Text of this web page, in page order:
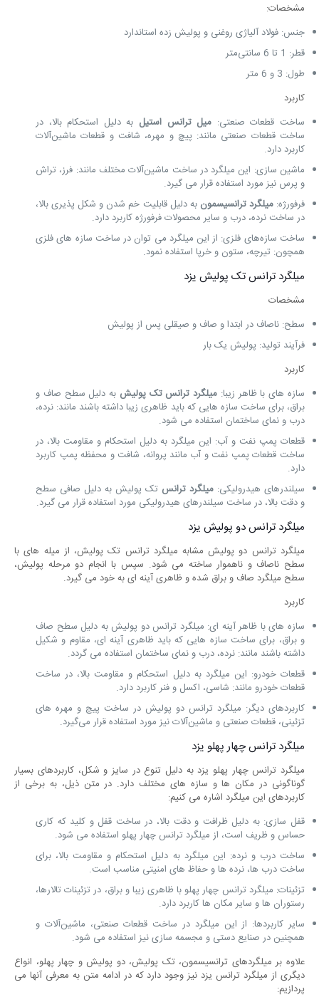
مشخصات:
جنس: فولاد آلیاژی روغنی و پولیش زده استاندارد
قطر: 1 تا 6 سانتی‌متر
طول: 3 و 6 متر
کاربرد
ساخت قطعات صنعتی: میل ترانس استیل به دلیل استحکام بالا، در
ساخت قطعات صنعتی مانند: پیچ و مهره، شافت و قطعات ماشین‌آلات
کاربرد دارد.
ماشین ‌سازی: این میلگرد در ساخت ماشین‌آلات مختلف مانند: فرز، تراش
و پرس نیز مورد استفاده قرار می ‌گیرد.
فرفورژه:میلگرد ترانسیسمون به دلیل قابلیت خم شدن و شکل ‌پذیری بالا،
در ساخت نرده، درب و سایر محصولات فرفورژه کاربرد دارد.
ساخت سازه‌های فلزی: از این میلگرد می ‌توان در ساخت سازه‌ های فلزی
همچون: تیرچه، ستون و خرپا استفاده نمود.
میلگرد ترانس تک پولیش یزد
مشخصات
سطح: ناصاف در ابتدا و صاف و صیقلی پس از پولیش
فرآیند تولید: پولیش یک ‌بار
کاربرد
سازه‌ های با ظاهر زیبا: میلگرد ترانس تک پولیش به دلیل سطح صاف و
براق، برای ساخت سازه ‌هایی که باید ظاهری زیبا داشته باشند مانند: نرده،
درب و نمای ساختمان استفاده می‌ شود.
قطعات پمپ نفت و آب: این میلگرد به دلیل استحکام و مقاومت بالا، در
ساخت قطعات پمپ نفت و آب مانند پروانه، شافت و محفظه پمپ کاربرد
دارد.
سیلندرهای هیدرولیکی:میلگرد ترانس تک پولیش به دلیل صافی سطح
و دقت بالا، در ساخت سیلندرهای هیدرولیکی مورد استفاده قرار می‌ گیرد.
میلگرد ترانس دو پولیش یزد
میلگرد ترانس دو پولیش مشابه میلگرد ترانس تک پولیش، از میله‌ های با
سطح ناصاف و ناهموار ساخته می ‌شود. سپس با انجام دو مرحله پولیش،
سطح میلگرد صاف و براق شده و ظاهری آینه ‌ای به خود می ‌گیرد.
کاربرد
سازه‌ های با ظاهر آینه ‌ای: میلگرد ترانس دو پولیش به دلیل سطح صاف
و براق، برای ساخت سازه‌ هایی که باید ظاهری آینه ‌ای، مقاوم و شکیل
داشته باشند مانند: نرده، درب و نمای ساختمان استفاده می گردد.
قطعات خودرو: این میلگرد به دلیل استحکام و مقاومت بالا، در ساخت
قطعات خودرو مانند: شاسی، اکسل و فنر کاربرد دارد.
کاربردهای دیگر: میلگرد ترانس دو پولیش در ساخت پیچ و مهره ‌های
تزئینی، قطعات صنعتی و ماشین‌آلات نیز مورد استفاده قرار می‌گیرد.
میلگرد ترانس چهار پهلو یزد
میلگرد ترانس چهار پهلو یزد به دلیل تنوع در سایز و شکل، کاربردهای بسیار
گوناگونی در مکان ‌ها و سازه ‌های مختلف دارد. در متن ذیل، به برخی از
کاربردهای این میلگرد اشاره می کنیم:
قفل‌ سازی: به دلیل ظرافت و دقت بالا، در ساخت قفل و کلید که کاری
حساس و ظریف است، از میلگرد ترانس چهار پهلو استفاده می‌ شود.
ساخت درب و نرده: این میلگرد به دلیل استحکام و مقاومت بالا، برای
ساخت درب ‌ها، نرده ‌ها و حفاظ ‌های امنیتی مناسب است.
تزئینات: میلگرد ترانس چهار پهلو با ظاهری زیبا و براق، در تزئینات تالارها،
رستوران ‌ها و سایر مکان‌ ها کاربرد دارد.
سایر کاربردها: از این میلگرد در ساخت قطعات صنعتی، ماشین‌آلات و
همچنین در صنایع دستی و مجسمه ‌سازی نیز استفاده می‌ شود.
علاوه بر میلگردهای ترانسیسمون، تک پولیش، دو پولیش و چهار پهلو، انواع
دیگری از میلگرد ترانس یزد نیز وجود دارد که در ادامه متن به معرفی آنها می
‌پردازیم: